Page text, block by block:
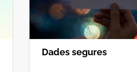
Dades segures